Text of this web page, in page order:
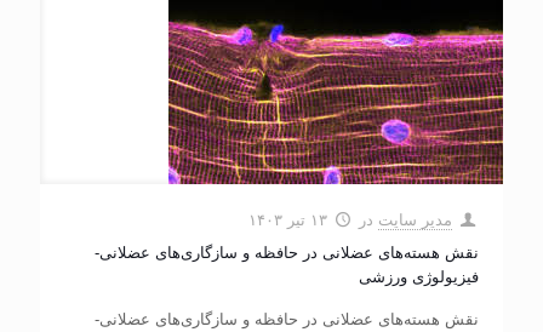
مدیر سایت در
۱۳ تیر ۱۴۰۳
نقش هسته‌های عضلانی در حافظه و سازگاری‌های عضلانی-
فیزیولوژی ورزشی
نقش هسته‌های عضلانی در حافظه و سازگاری‌های عضلانی-